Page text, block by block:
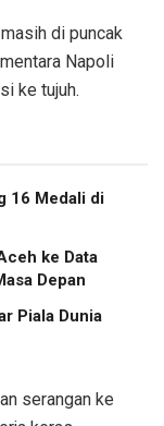
di puncak
Napoli
ke tujuh.
16 Medali di
ke Data
Depan
Piala Dunia
serangan ke